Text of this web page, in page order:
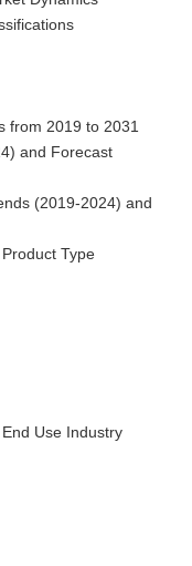
from 2019 to 2031
and Forecast
(2019-2024) and
Type
Use Industry